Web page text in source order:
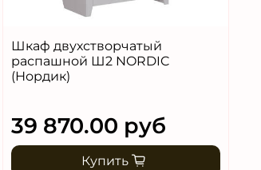
Шкаф двухстворчатый
распашной Ш2 NORDIC
(Нордик)
39 870.00 руб
Купить